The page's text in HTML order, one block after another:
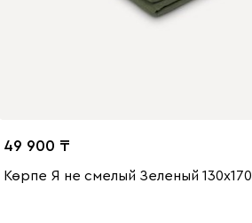
49 900
Көрпе Я не смелый Зеленый 130x170